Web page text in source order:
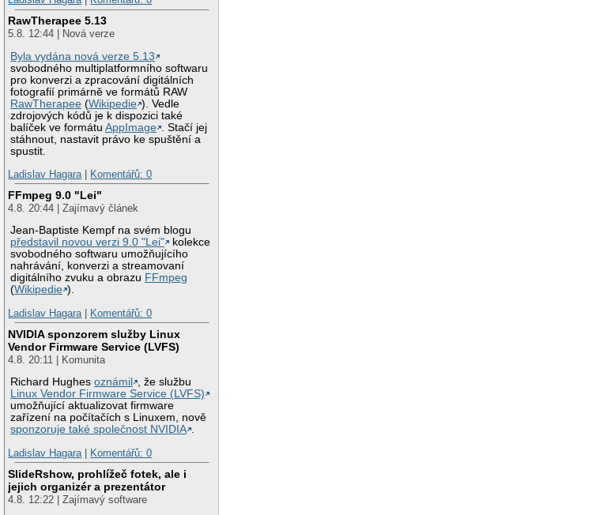
RawTherapee 5.13
5.8. 12:44 | Nová verze
Byla vydána nová verze 5.13
svobodného multiplatformního softwaru
pro konverzi a zpracování digitálních
fotografií primárně ve formátů RAW
RawTherapee (Wikipedie ). Vedle
zdrojových kódů je k dispozici také
balíček ve formátuAppImage
. Stačí jej
stáhnout, nastavit právo ke spuštění a
spustit.
Ladislav Hagara| Komentářů: 0
FFmpeg 9.0 "Lei"
4.8. 20:44 | Zajímavý článek
Jean-Baptiste Kempf na svém blogu
představil novou verzi 9.0 "Lei"
kolekce
svobodného softwaru umožňujícího
nahrávání, konverzi a streamovaní
digitálního zvuku a obrazu FFmpeg
(Wikipedie ).
Ladislav Hagara| Komentářů: 0
NVIDIA sponzorem služby Linux
Vendor Firmware Service (LVFS)
4.8. 20:11 | Komunita
Richard Hughesoznámil
, že službu
Linux Vendor Firmware Service (LVFS)
umožňující aktualizovat firmware
zařízení na počítačích s Linuxem, nově
sponzoruje také společnost NVIDIA .
Ladislav Hagara| Komentářů: 0
SlideRshow, prohlížeč fotek, ale i
jejich organizér a prezentátor
4.8. 12:22 | Zajímavý software